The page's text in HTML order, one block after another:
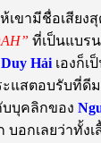
เขามีชื่อเสียง
ที่เป็นแบร
Hảiเองก็เ
แสตอบรับที่ดีม
บบุคลิกของ
บอกเลยว่าทั้ง